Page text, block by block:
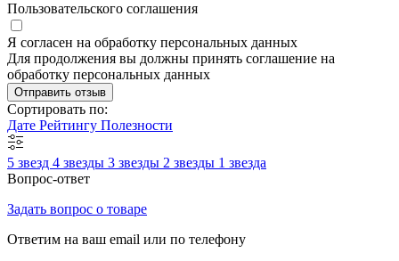
Пользовательского соглашения
Я согласен на обработку персональных данных
Для продолжения вы должны принять соглашение на
обработку персональных данных
Отправить отзыв
Сортировать по:
Дате Рейтингу Полезности
5 звезд 4 звезды 3 звезды 2 звезды 1 звезда
Вопрос-ответ
Задать вопрос о товаре
Ответим на ваш email или по телефону